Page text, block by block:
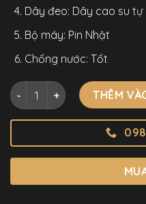
Dây đeo: Dây cao su tự
Bộ máy: Pin Nhật
Chống nước: Tốt
Đồng Hồ Hanboro Nữ Viền
THÊM